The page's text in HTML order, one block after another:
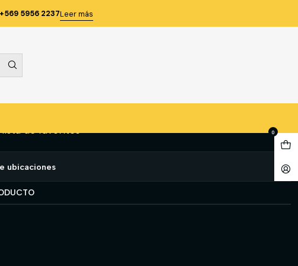
0
+569 5956 2237Leer más
PIJAMA TERMICO NEGRO GEOLITE T-M
NEGRO GEOLITE T-M
de favoritos
ubicaciones